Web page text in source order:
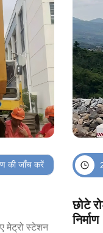
की जाँच करें
मेट्रो स्टेशन
छोटे
निर्माण